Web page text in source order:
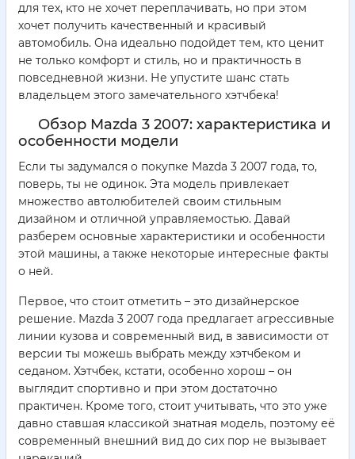
для тех, кто не хочет переплачивать, но при этом
хочет получить качественный и красивый
автомобиль. Она идеально подойдет тем, кто ценит
не только комфорт и стиль, но и практичность в
повседневной жизни. Не упустите шанс стать
владельцем этого замечательного хэтчбека!
Обзор Mazda 3 2007: характеристика и
особенности модели
Если ты задумался о покупке Mazda 3 2007 года, то,
поверь, ты не одинок. Эта модель привлекает
множество автолюбителей своим стильным
дизайном и отличной управляемостью. Давай
разберем основные характеристики и особенности
этой машины, а также некоторые интересные факты
о ней.
Первое, что стоит отметить – это дизайнерское
решение. Mazda 3 2007 года предлагает агрессивные
линии кузова и современный вид, в зависимости от
версии ты можешь выбрать между хэтчбеком и
седаном. Хэтчбек, кстати, особенно хорош – он
выглядит спортивно и при этом достаточно
практичен. Кроме того, стоит учитывать, что это уже
давно ставшая классикой знатная модель, поэтому её
современный внешний вид до сих пор не вызывает